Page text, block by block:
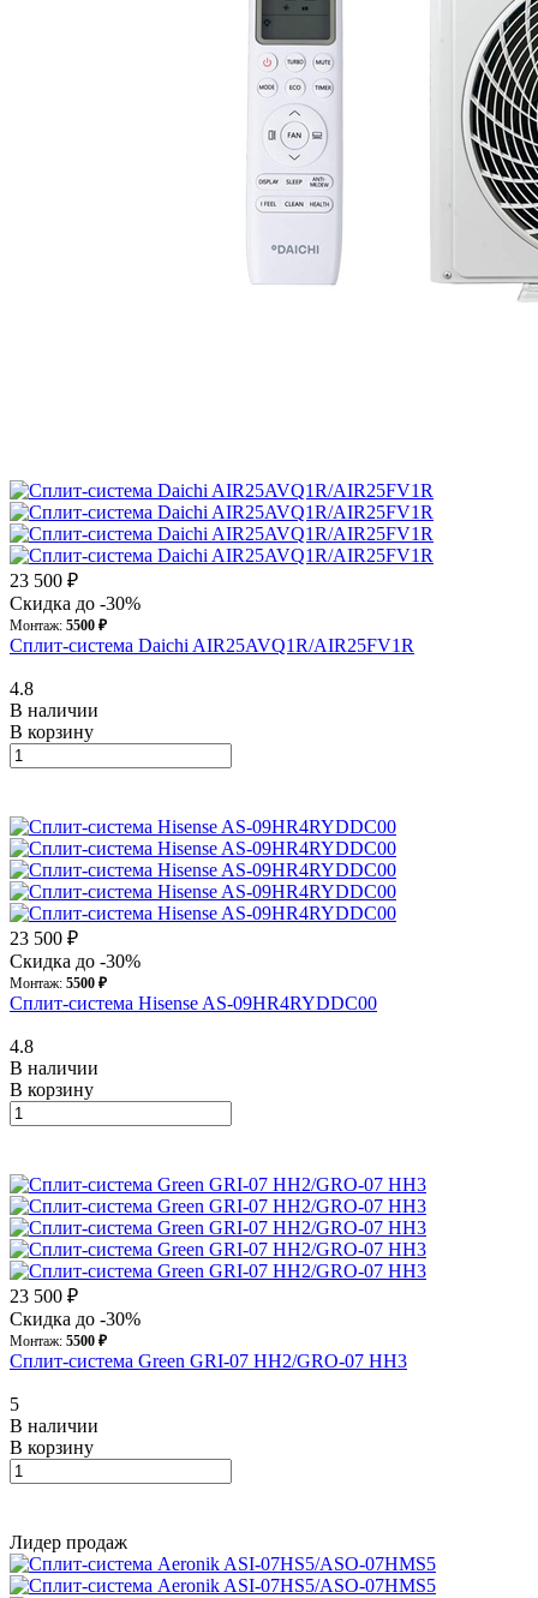
23 500 ₽
Скидка до -30%
Монтаж: 5500 ₽
Сплит-система Daichi AIR25AVQ1R/AIR25FV1R
4.8
В наличии
В корзину
23 500 ₽
Скидка до -30%
Монтаж: 5500 ₽
Сплит-система Hisense AS-09HR4RYDDC00
4.8
В наличии
В корзину
23 500 ₽
Скидка до -30%
Монтаж: 5500 ₽
Сплит-система Green GRI-07 HH2/GRO-07 HH3
5
В наличии
В корзину
Лидер продаж